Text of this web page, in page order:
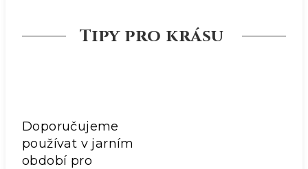
Tipy pro krásu
Doporučujeme
používat v jarním
období pro